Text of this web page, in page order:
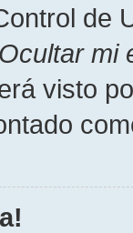
de
Ocultar mi
visto